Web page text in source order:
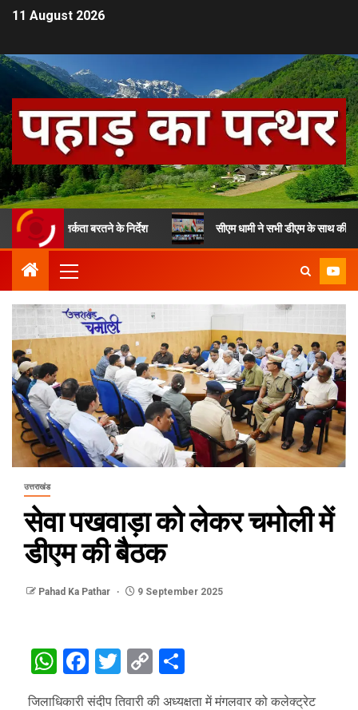
11 August 2026
सतर्कता बरतने के निर्देश सीएम धामी ने सभी डीएम के साथ की बैठक, दिए
उत्तराखंड
सेवा पखवाड़ा को लेकर चमोली में
डीएम की बैठक
Pahad Ka Pathar 9 September 2025
WhatsApp
Facebook
Twitter
Copy
Link
जिलाधिकारी संदीप तिवारी की अध्यक्षता में मंगलवार को कलेक्ट्रेट